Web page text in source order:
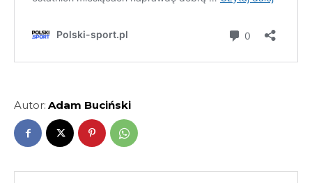
Autor: Adam Buciński